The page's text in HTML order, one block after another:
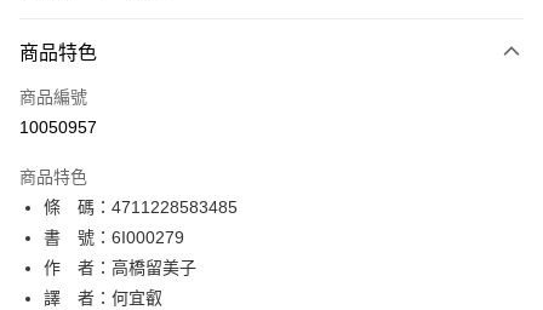
信用卡一次付款
超商取貨付款
相關說明
【關於「AFTEE先享後付」】
AFTEE先享後付是「在收到商品之後才付款」的支付方式。 讓您購物簡單
便利好安心！
１．簡單：不需註冊會員、不需綁卡、不需儲值。
２．便利：只要手機號碼，簡訊認證，即可結帳。
ATM付款
運送方式
商品特色
商品編號
10050957
商品特色
條 碼：4711228583485
書 號：6I000279
作 者：高橋留美子
譯 者：何宜叡